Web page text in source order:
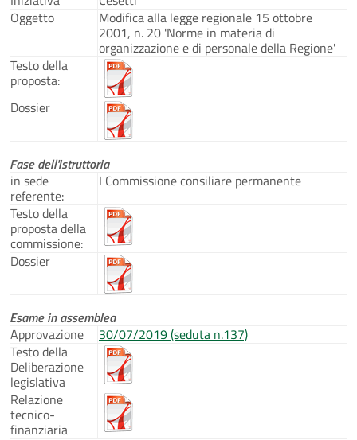
Oggetto
Modifica alla legge regionale 15 ottobre
2001, n. 20 'Norme in materia di
organizzazione e di personale della Regione'
Testo della
proposta:
Dossier
Fase dell'istruttoria
in sede
referente:
I Commissione consiliare permanente
Testo della
proposta della
commissione:
Dossier
Esame in assemblea
Approvazione
30/07/2019 (seduta n.137)
Testo della
Deliberazione
legislativa
Relazione
tecnico-
finanziaria